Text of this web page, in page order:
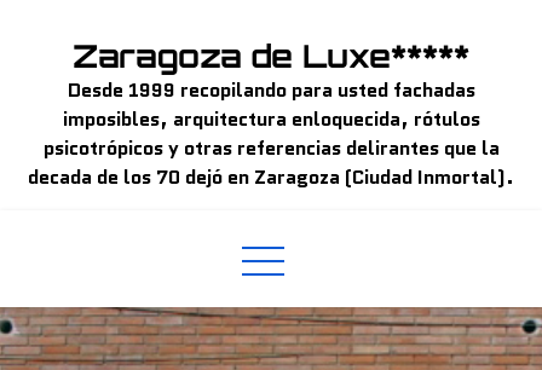
Zaragoza de Luxe*****
Desde 1999 recopilando para usted fachadas
imposibles, arquitectura enloquecida, rótulos
psicotrópicos y otras referencias delirantes que la
decada de los 70 dejó en Zaragoza (Ciudad Inmortal).